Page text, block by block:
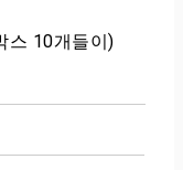
스 10개들이)